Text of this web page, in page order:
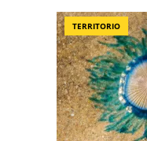
TERRITORIO